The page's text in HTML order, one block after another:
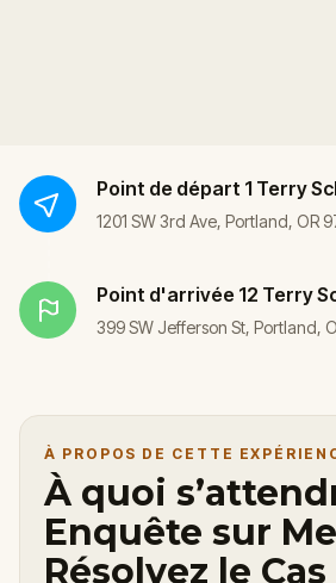
Point de départ 1 Terry
1201 SW 3rd Ave, Portland, OR
Point d'arrivée 12 Terry
399 SW Jefferson St, Portland,
À PROPOS DE CETTE
À quoi
Enquête sur
Résolvez le Cas